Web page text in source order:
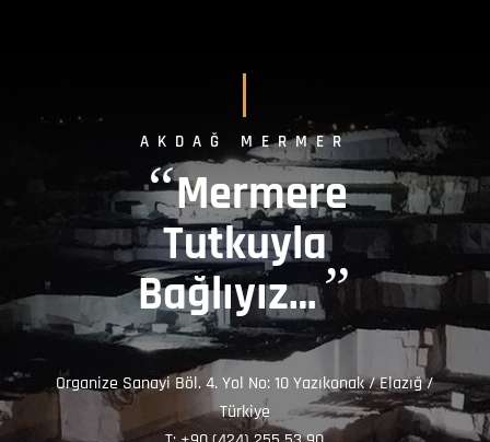
AKDAĞ MERMER
“Mermere
Tutkuyla
Bağlıyız…”
Organize Sanayi Böl. 4. Yol No: 10 Yazıkonak / Elazığ /
Türkiye